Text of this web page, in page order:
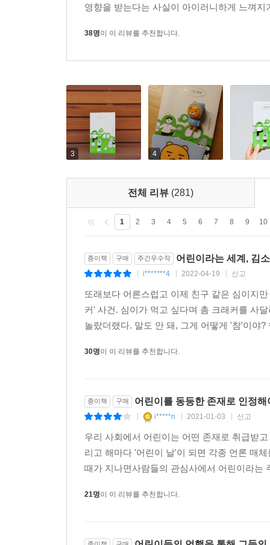
영향을 받는다는 사실이 아이러니하게 느껴
38명이 이 리뷰를 추천합니다.
3 4
전체 리뷰 (281)
1 2 3 4 5 6 7 8 9 10
종이책 구매 주간우수작 어린이라는 세계, 김
i*******4 2022-04-19 신고
또래보다 어른스럽고 이제 친구 같은 심이지
커' 사건. 심이가 먹고 싶다며 촘 크래커를 사
놀랐더랬다. 말도 안 돼, 그게 어떻게 '참'이야
30명이 이 리뷰를 추천합니다.
종이책 구매 어린이를 동등한 존재로 인정
i*****n 2021-01-03 신고
우리 사회에서 어린이는 어떤 존재로 취급받
리고 해마다 '어린이 날'이 되면 각종 언론 매
때가 지나면사람들의 관심사에서 어린이라
21명이 이 리뷰를 추천합니다.